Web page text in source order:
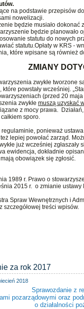
na podstawie przepisów
nowelizacji.
będzie musiało
będzie
statutu do nowych
statutu.Opłaty w KRS -
które wpisane są również
ZMIANY
zwykłe
które powstały wcześniej.
(przed 20
zwykłe muszą uzyskać
z mocy prawa.
sporo.
ponieważ
lepiej powołać zarząd.
już wcześniej
ewidencja, dokładnie
obowiązek się zgłosić.
1989 r. Prawo o
2015 r. o zmianie
Spraw Wewnętrznych i
szczegółowej treści wpisów.
za rok 2017
2018
Sprawozdanie z
pozarządowymi oraz
o działalności